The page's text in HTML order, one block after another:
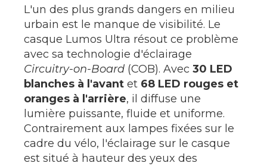
L'un des plus grands dangers en milieu
urbain est le manque de visibilité. Le
casque Lumos Ultra résout ce problème
avec sa technologie d'éclairage
Circuitry-on-Board (COB). Avec 30 LED
blanches à l'avant et 68 LED rouges et
oranges à l'arrière, il diffuse une
lumière puissante, fluide et uniforme.
Contrairement aux lampes fixées sur le
cadre du vélo, l'éclairage sur le casque
est situé à hauteur des yeux des